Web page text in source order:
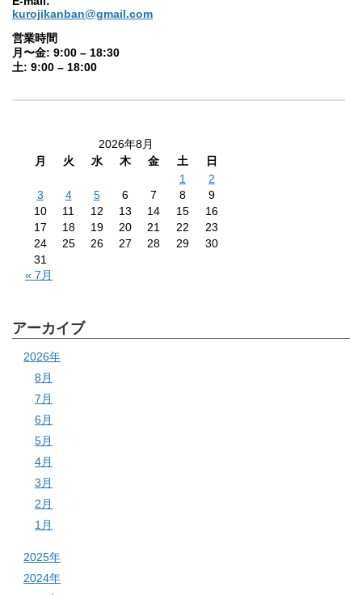
kurojikanban@gmail.com
営業時間
月〜金: 9:00 – 18:30
土: 9:00 – 18:00
2026年8月
月
火 水 木 金 土
日
1
2
3
4 5 6 7 8
9
10
11 12 13 14 15
16
17
18 19 20 21 22
23
24
25 26 27 28 29
30
31
« 7月
アーカイブ
2026年
8月
7月
6月
5月
4月
3月
2月
1月
2025年
2024年